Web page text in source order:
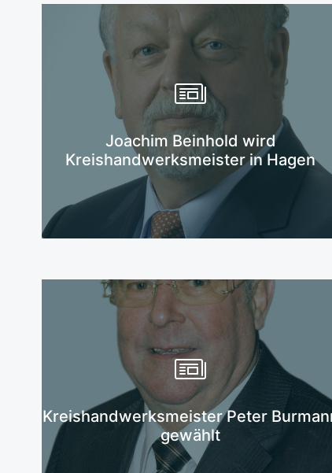
Joachim Beinhold wird
Kreishandwerksmeister in Hagen
Mehr erfahren
Kreishandwerksmeister Peter
gewählt
Mehr erfahren